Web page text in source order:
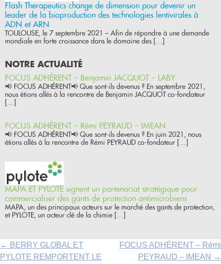
Flash Therapeutics change de dimension pour devenir un
leader de la bioproduction des technologies lentivirales à
ADN et ARN
TOULOUSE, le 7 septembre 2021 – Afin de répondre à une demande
mondiale en forte croissance dans le domaine des […]
NOTRE ACTUALITÉ
FOCUS ADHÉRENT – Benjamin JACQUOT – LABY
📢 FOCUS ADHÉRENT📢 Que sont-ils devenus ? En septembre 2021,
nous étions allés à la rencontre de Benjamin JACQUOT co-fondateur
[…]
FOCUS ADHÉRENT – Rémi PEYRAUD – IMEAN
📢 FOCUS ADHÉRENT📢 Que sont-ils devenus ? En juin 2021, nous
étions allés à la rencontre de Rémi PEYRAUD co-fondateur […]
MAPA ET PYLOTE signent un partenariat stratégique pour
commercialiser des gants de protection antimicrobiens
MAPA, un des principaux acteurs sur le marché des gants de protection,
et PYLOTE, un acteur clé de la chimie […]
P
o
← BERRY GLOBAL ET
PYLOTE REMPORTENT LE
FOCUS ADHÉRENT – Rémi
PEYRAUD – IMEAN →